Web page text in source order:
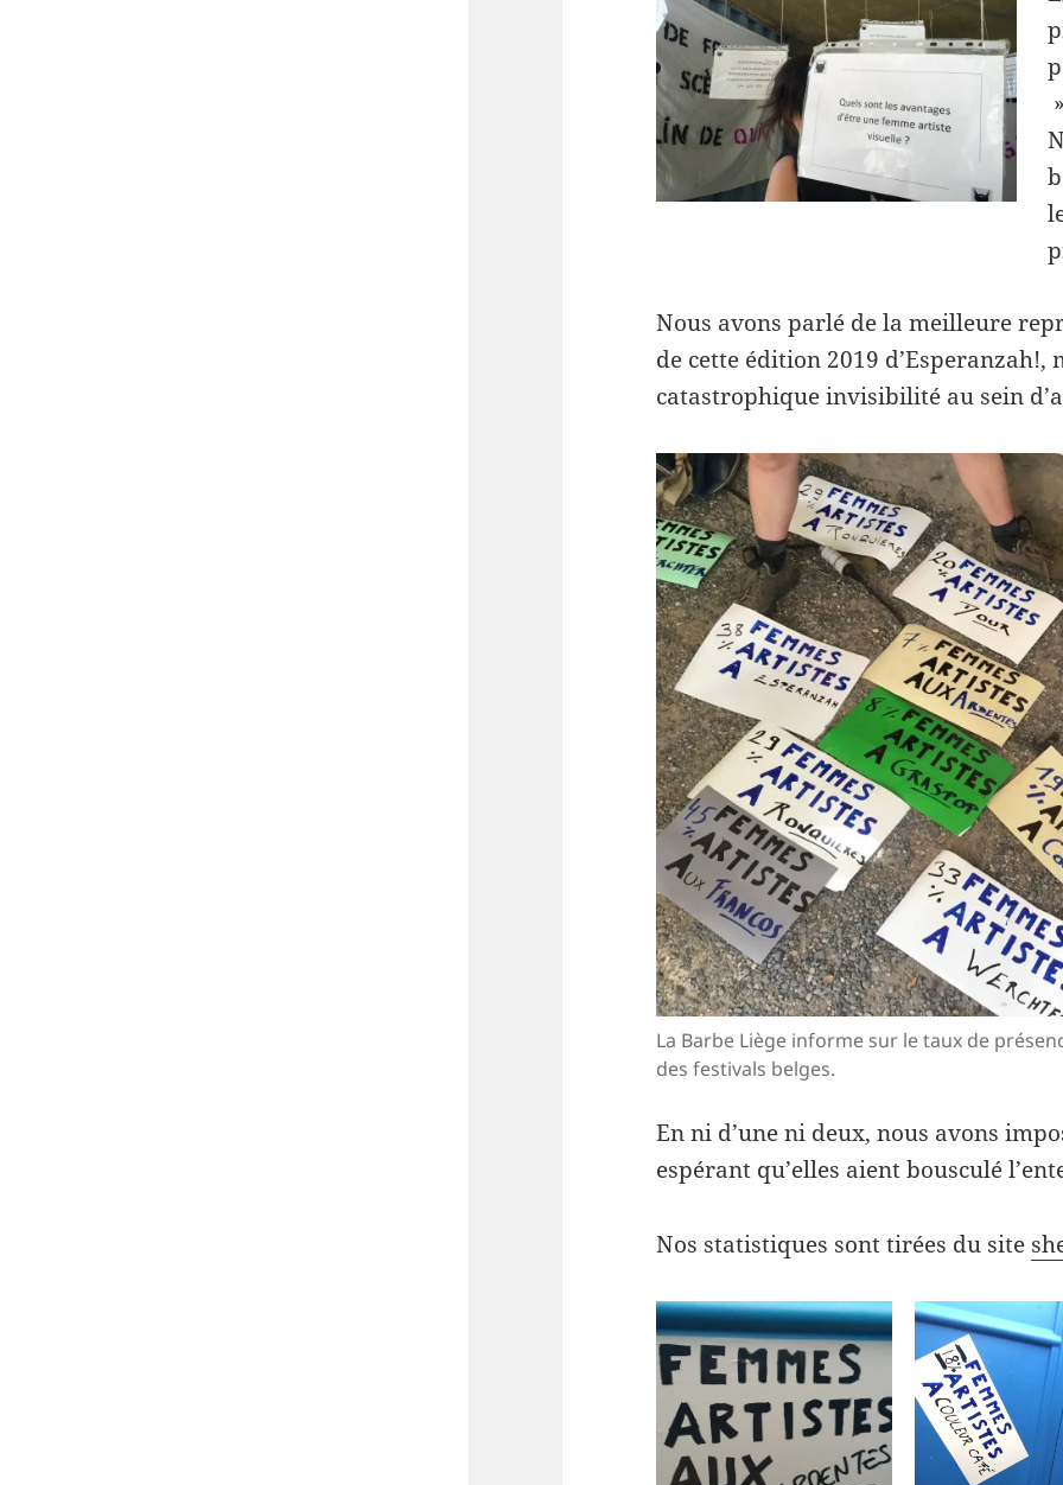
Nous avons parlé de la meilleure
de cette édition 2019 d’Esperanzah!,
catastrophique invisibilité au sein
La Barbe Liège informe sur le taux de
des festivals belges.
En ni d’une ni deux, nous avons
espérant qu’elles aient bousculé
Nos statistiques sont tirées du site